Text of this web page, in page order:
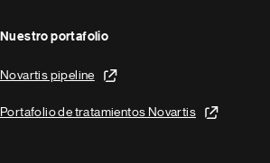
Nuestro portafolio
Novartis pipeline
Portafolio de tratamientos Novartis